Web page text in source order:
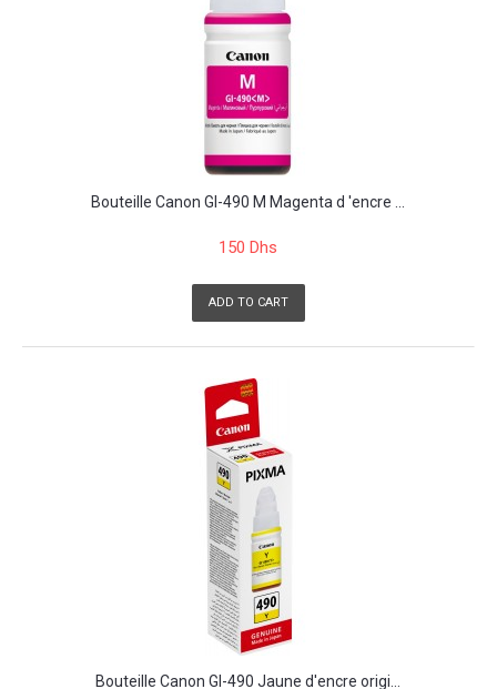
Bouteille Canon GI-490 M Magenta d 'encre ...
150 Dhs
ADD TO CART
Bouteille Canon GI-490 Jaune d'encre origi...